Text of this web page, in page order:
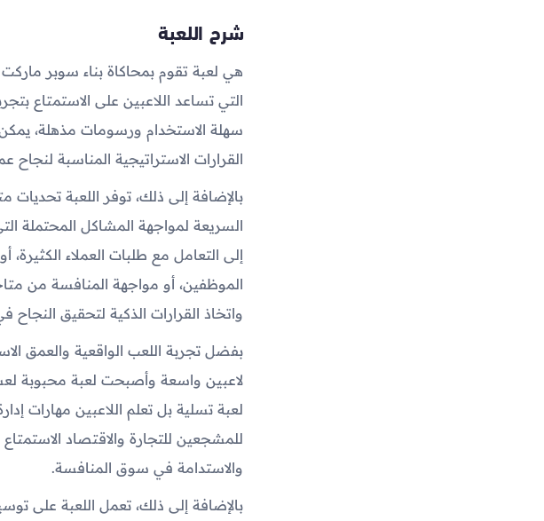
شرح اللعبة
هي لعبة تقوم بمحاكاة بناء سوبر
التي تساعد اللاعبين على الاستمتاع
سهلة الاستخدام ورسومات مذهلة، يمكن
القرارات الاستراتيجية المناسبة لنجاح
بالإضافة إلى ذلك، توفر اللعبة تحديات
السريعة لمواجهة المشاكل المحتملة
إلى التعامل مع طلبات العملاء
الموظفين، أو مواجهة المنافسة من
واتخاذ القرارات الذكية لتحقيق النجاح
بفضل تجربة اللعب الواقعية والعمق
لاعبين واسعة وأصبحت لعبة محبوبة
لعبة تسلية بل تعلم اللاعبين مهارات
للمشجعين للتجارة والاقتصاد
والاستدامة في سوق المنافسة.
بالإضافة إلى ذلك، تعمل اللعبة على